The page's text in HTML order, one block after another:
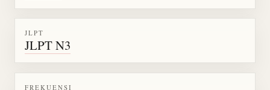
JLPT
JLPT N3
FREKUENSI